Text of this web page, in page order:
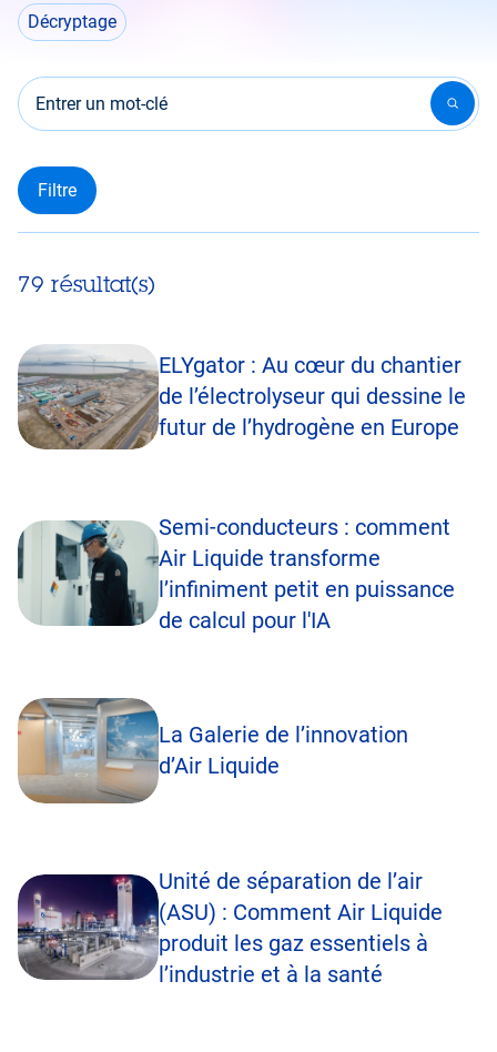
Décryptage
Entrer un mot-clé
79 résultat(s)
ELYgator : Au cœur du chantier
de l’électrolyseur qui dessine le
futur de l’hydrogène en Europe
Semi-conducteurs : comment
Air Liquide transforme
l’infiniment petit en puissance
de calcul pour l'IA
La Galerie de l’innovation
d’Air Liquide
Unité de séparation de l’air
(ASU) : Comment Air Liquide
produit les gaz essentiels à
l’industrie et à la santé